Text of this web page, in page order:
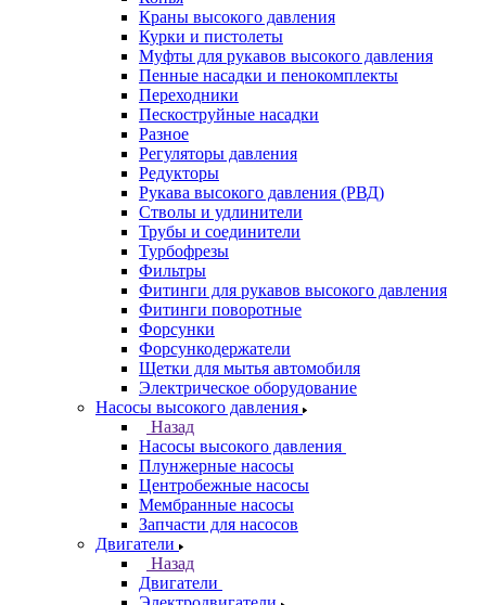
Краны высокого давления
Курки и пистолеты
Муфты для рукавов высокого давления
Пенные насадки и пенокомплекты
Переходники
Пескоструйные насадки
Разное
Регуляторы давления
Редукторы
Рукава высокого давления (РВД)
Стволы и удлинители
Трубы и соединители
Турбофрезы
Фильтры
Фитинги для рукавов высокого давления
Фитинги поворотные
Форсунки
Форсункодержатели
Щетки для мытья автомобиля
Электрическое оборудование
Насосы высокого давления
Назад
Насосы высокого давления
Плунжерные насосы
Центробежные насосы
Мембранные насосы
Запчасти для насосов
Двигатели
Назад
Двигатели